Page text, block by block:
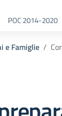
POC 2014-2020
e Famiglie